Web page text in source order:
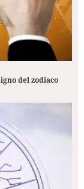
del zodiaco